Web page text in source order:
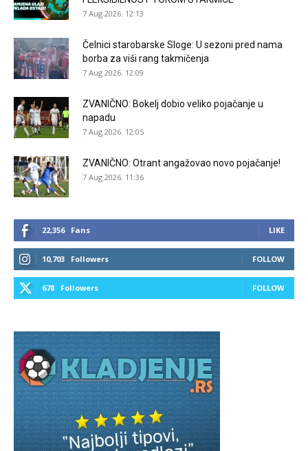
7 Aug 2026. 12:13
Čelnici starobarske Sloge: U sezoni pred nama
borba za viši rang takmičenja
7 Aug 2026. 12:09
ZVANIČNO: Bokelj dobio veliko pojačanje u
napadu
7 Aug 2026. 12:05
ZVANIČNO: Otrant angažovao novo pojačanje!
7 Aug 2026. 11:36
22,356 Fans LIKE
10,703 Followers FOLLOW
678 Followers FOLLOW